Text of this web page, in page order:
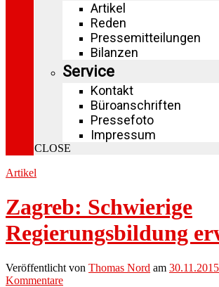
Artikel
Reden
Pressemitteilungen
Bilanzen
Service
Kontakt
Büroanschriften
Pressefoto
Impressum
CLOSE
Artikel
Zagreb: Schwierige
Regierungsbildung
Veröffentlicht von Thomas Nord am
Kommentare